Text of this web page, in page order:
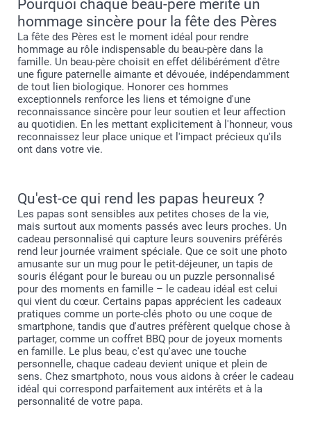
Pourquoi chaque beau-père mérite un
hommage sincère pour la fête des Pères
La fête des Pères est le moment idéal pour rendre
hommage au rôle indispensable du beau-père dans la
famille. Un beau-père choisit en effet délibérément d'être
une figure paternelle aimante et dévouée, indépendamment
de tout lien biologique. Honorer ces hommes
exceptionnels renforce les liens et témoigne d'une
reconnaissance sincère pour leur soutien et leur affection
au quotidien. En les mettant explicitement à l'honneur, vous
reconnaissez leur place unique et l'impact précieux qu'ils
ont dans votre vie.
Qu'est-ce qui rend les papas heureux ?
Les papas sont sensibles aux petites choses de la vie,
mais surtout aux moments passés avec leurs proches. Un
cadeau personnalisé qui capture leurs souvenirs préférés
rend leur journée vraiment spéciale. Que ce soit une photo
amusante sur un mug pour le petit-déjeuner, un tapis de
souris élégant pour le bureau ou un puzzle personnalisé
pour des moments en famille – le cadeau idéal est celui
qui vient du cœur. Certains papas apprécient les cadeaux
pratiques comme un porte-clés photo ou une coque de
smartphone, tandis que d'autres préfèrent quelque chose à
partager, comme un coffret BBQ pour de joyeux moments
en famille. Le plus beau, c'est qu'avec une touche
personnelle, chaque cadeau devient unique et plein de
sens. Chez smartphoto, nous vous aidons à créer le cadeau
idéal qui correspond parfaitement aux intérêts et à la
personnalité de votre papa.